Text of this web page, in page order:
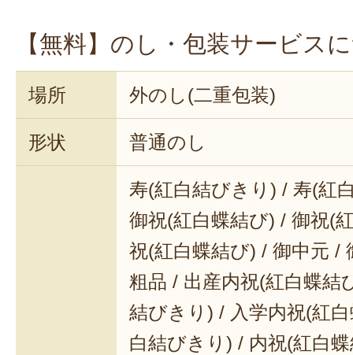
【無料】のし・包装サービス
場所 外のし(二重包装)
形状 普通のし
寿(紅白結びきり) / 寿(紅
御祝(紅白蝶結び) / 御祝(
祝(紅白蝶結び) / 御中元 /
粗品 / 出産内祝(紅白蝶結
結びきり) / 入学内祝(紅
白結びきり) / 内祝(紅白